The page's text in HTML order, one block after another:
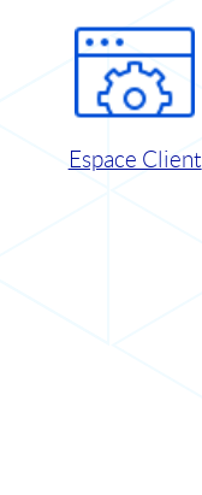
Espace Client